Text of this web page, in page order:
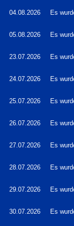
04.08.2026 Es
05.08.2026 Es
23.07.2026 Es
24.07.2026 Es
25.07.2026 Es
26.07.2026 Es
27.07.2026 Es
28.07.2026 Es
29.07.2026 Es
30.07.2026 Es